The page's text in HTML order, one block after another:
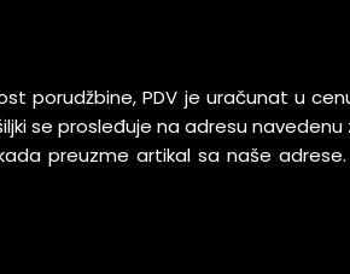
porudžbine, PDV je uračunat u
se prosleđuje na adresu
preuzme artikal sa naše